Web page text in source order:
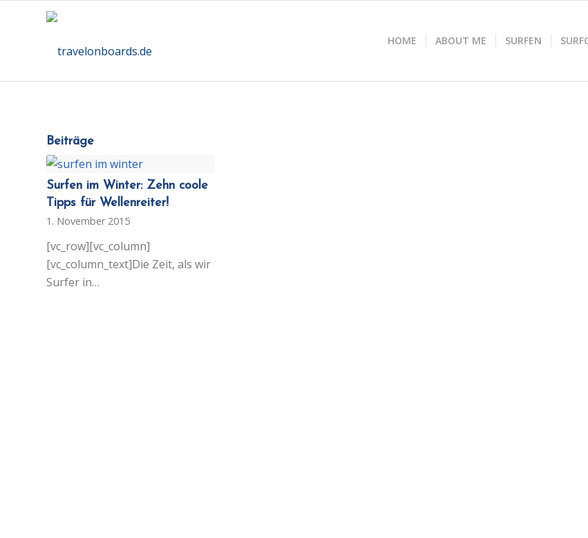
HOME ABOUT ME SURFEN
Beiträge
Surfen im Winter: Zehn coole
Tipps für Wellenreiter!
1. November 2015
[vc_row][vc_column]
[vc_column_text]Die Zeit, als wir
Surfer in…